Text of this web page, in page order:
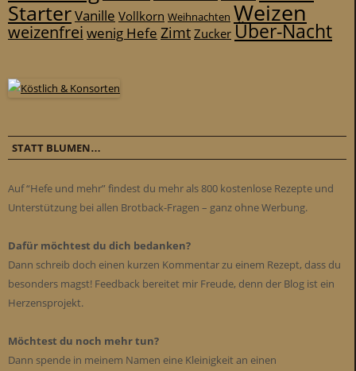
StarterVanille Vollkorn Weihnachten Weizen
weizenfrei wenig Hefe ZimtZuckerÜber-Nacht
STATT BLUMEN…
Auf “Hefe und mehr” findest du mehr als 800 kostenlose Rezepte und
Unterstützung bei allen Brotback-Fragen – ganz ohne Werbung.
Dafür möchtest du dich bedanken?
Dann schreib doch einen kurzen Kommentar zu einem Rezept, dass du
besonders magst! Feedback bereitet mir Freude, denn der Blog ist ein
Herzensprojekt.
Möchtest du noch mehr tun?
Dann spende in meinem Namen eine Kleinigkeit an einen